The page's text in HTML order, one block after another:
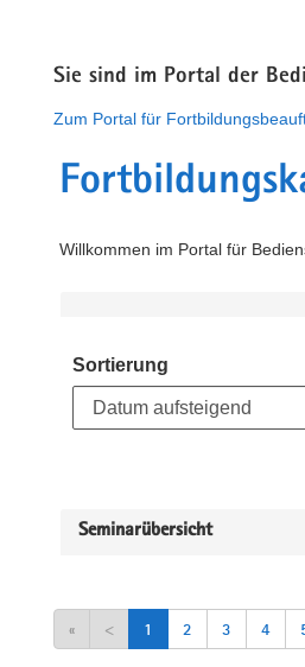
Sie sind im Portal der
Zum Portal für
Willkommen im Portal für
Sortierung
Seminarübersicht
« < 1 2 3 4